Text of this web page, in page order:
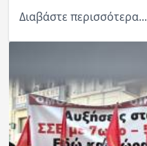
Διαβάστε περισσότερα...